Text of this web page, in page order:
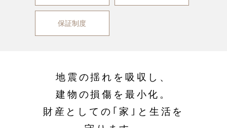
保証制度
地震の揺れを吸収し、
建物の損傷を最小化。
財産としての｢家｣と生活を